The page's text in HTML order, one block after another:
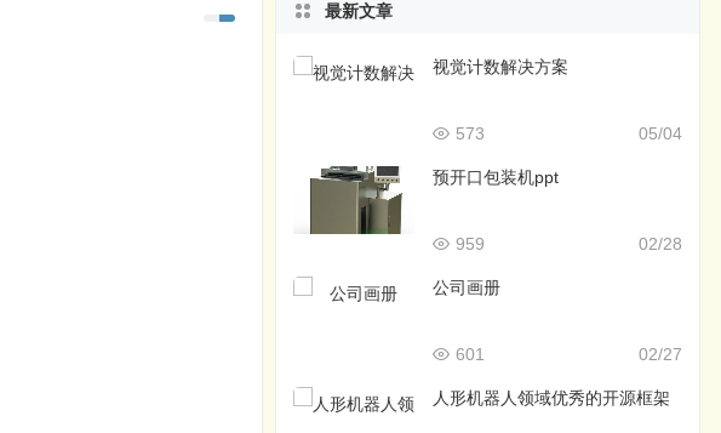
最新文章
视觉计数解决方案
05/04
573
预开口包装机ppt
02/28
959
公司画册
02/27
601
人形机器人领域优秀的开源框架